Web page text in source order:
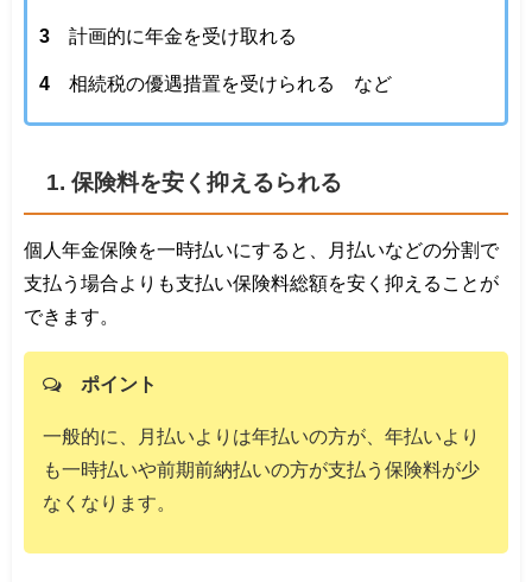
計画的に年金を受け取れる
相続税の優遇措置を受けられる など
1. 保険料を安く抑えるられる
個人年金保険を一時払いにすると、月払いなどの分割で
支払う場合よりも支払い保険料総額を安く抑えることが
できます。
ポイント
一般的に、月払いよりは年払いの方が、年払いより
も一時払いや前期前納払いの方が支払う保険料が少
なくなります。